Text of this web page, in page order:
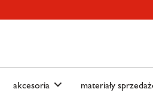
akcesoria materiały